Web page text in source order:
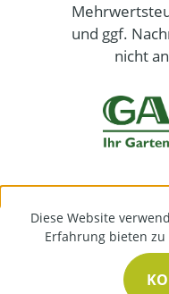
und ggf.
nicht
Diese Website
Erfahrung bieten zu